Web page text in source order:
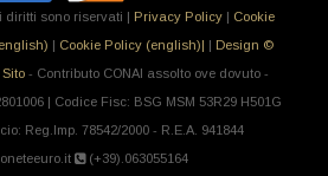
diritti sono riservati | Privacy Policy | Cookie
| Cookie Policy (english)| | Design ©
- Contributo CONAI assolto ove dovuto -
| Codice Fisc: BSG MSM 53R29 H501G
Reg.Imp. 78542/2000 - R.E.A. 941844
(+39).063055164